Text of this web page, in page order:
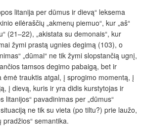
litanija per dūmus ir dievą“ leksema
eilėraščių „akmenų piemuo“, kur „aš“
(21–22), „akistata su demonais“, kur
žymi prastą ugnies degimą (103), o
„dūmai“ ne tik žymi slopstančią ugnį,
tamsos degimo pabaigą, bet ir
ėmė trauktis atgal, į sprogimo momentą, į
į dievą, kuris ir yra didis kurstytojas ir
litanijos“ pavadinimas per „dūmus“
ne tik su vieta (po tiltu?) prie laužo,
semantika.